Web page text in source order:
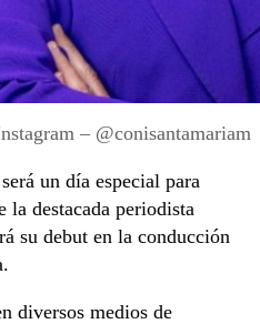
– @conisantamariam
un día especial para
la destacada periodista
su debut en la conducción
diversos medios de